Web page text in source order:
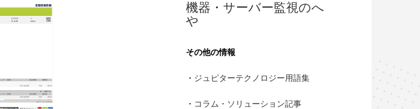
機器・サーバー監視のへ
や
その他の情報
・ ジュピターテクノロジー用語集
・ コラム・ソリューション記事